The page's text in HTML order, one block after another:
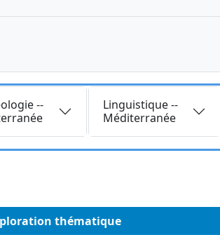
--
Linguistique --
Méditerranée
thématique